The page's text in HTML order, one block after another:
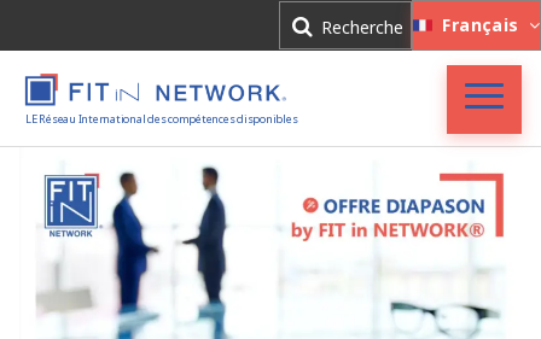
Recherche Français
LE Réseau International des compétences disponibles
Accueil
FIT in NETWORK®
Entreprises
Connexion
Inscription